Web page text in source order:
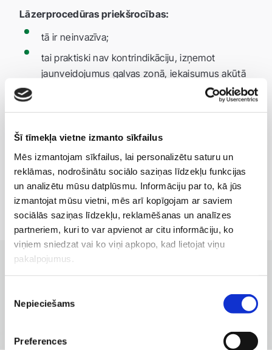
Šī tīmekļa vietne izmanto sīkfailus
Mēs izmantojam sīkfailus, lai personalizētu saturu un
reklāmas, nodrošinātu sociālo saziņas līdzekļu funkcijas
un analizētu mūsu datplūsmu. Informāciju par to, kā jūs
izmantojat mūsu vietni, mēs arī kopīgojam ar saviem
sociālās saziņas līdzekļu, reklamēšanas un analīzes
partneriem, kuri to var apvienot ar citu informāciju, ko
viņiem sniedzat vai ko viņi apkopo, kad lietojat viņu
pakalpojumus.
izvēle
Nepieciešams
Preferences
Lāzerprocedūras priekšrocības:
tā ir neinvazīva;
tai praktiski nav kontrindikāciju, izņemot
jaunveidojumus galvas zonā, iekaisumus akūtā
kontrindikācijām vienmēr jautājiet ārstam, kurš
drīkst pielietot visām vecuma grupām;
tai nav blakņu.
Filiāles, kurās pieejams